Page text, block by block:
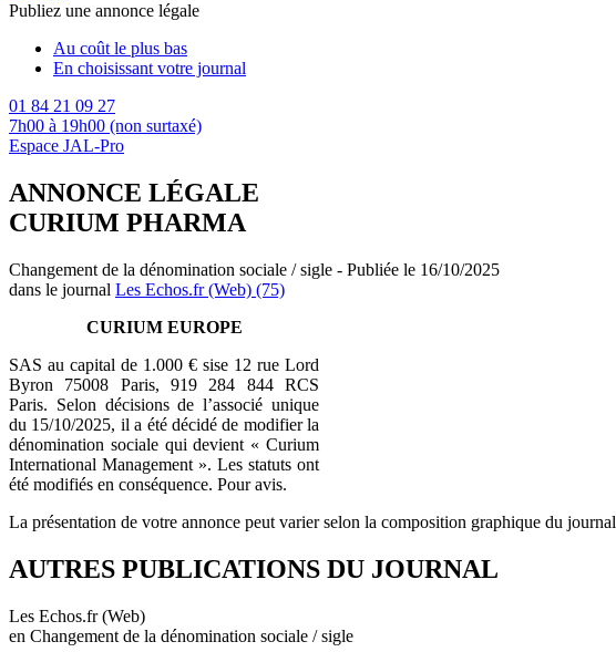
Publiez une annonce légale
Au coût le plus bas
En choisissant votre journal
01 84 21 09 27
7h00 à 19h00 (non surtaxé)
Espace JAL-Pro
ANNONCE LÉGALE
CURIUM PHARMA
Changement de la dénomination sociale / sigle - Publiée le 16/10/2025
dans le journal Les Echos.fr (Web) (75)
CURIUM EUROPE
SAS au capital de 1.000 € sise 12 rue Lord
Byron 75008 Paris, 919 284 844 RCS
Paris. Selon décisions de l’associé unique
du 15/10/2025, il a été décidé de modifier la
dénomination sociale qui devient « Curium
International Management ». Les statuts ont
été modifiés en conséquence. Pour avis.
La présentation de votre annonce peut varier selon la composition graphique du journal
AUTRES PUBLICATIONS DU JOURNAL
Les Echos.fr (Web)
en Changement de la dénomination sociale / sigle